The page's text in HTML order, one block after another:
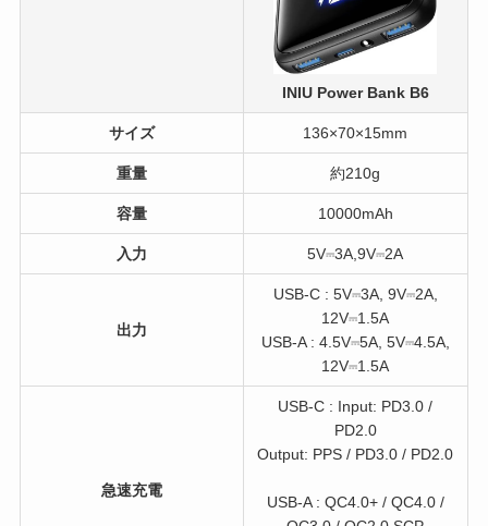
INIU Power Bank B6
サイズ 136×70×15mm
重量 約210g
容量 10000mAh
入力 5V⎓3A,9V⎓2A
出力
USB-C : 5V⎓3A, 9V⎓2A,
12V⎓1.5A
USB-A : 4.5V⎓5A, 5V⎓4.5A,
12V⎓1.5A
急速充電
USB-C : Input: PD3.0 /
PD2.0
Output: PPS / PD3.0 / PD2.0
USB-A : QC4.0+ / QC4.0 /